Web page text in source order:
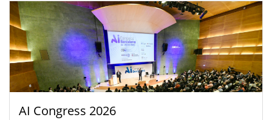
AI Congress 2026